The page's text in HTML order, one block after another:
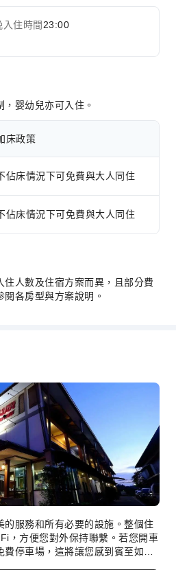
入住時間 23:00
婴幼兒亦可入住。
床政策
佔床情況下可免費與大人同住
佔床情況下可免費與大人同住
住人數及住宿方案而異，且部分費
各房型與方案說明。
的服務和所有必要的設施。整個住
，方便您對外保持聯繫。若您開車
費停車場，這將讓您感到賓至如